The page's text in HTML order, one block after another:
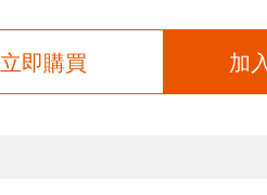
立即購買 加